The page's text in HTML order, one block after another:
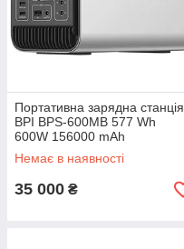
Портативна зарядна станція
BPI BPS-600MB 577 Wh
600W 156000 mAh
Немає в наявності
35 000 ₴